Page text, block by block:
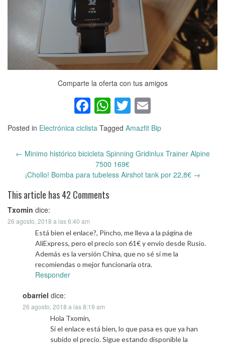
Comparte la oferta con tus amigos
Facebook
WhatsApp
Twitter
Posted in Electrónica ciclista Tagged Amazfit Bip
navigation
← Minimo histórico bicicleta Spinning Gridinlux Trainer Alpine
7500 169€
¡Chollo! Bomba para tubeless Airshot tank por 22,8€ →
This article has 42 Comments
Txomin dice:
26 agosto, 2018 a las 6:40 am
Está bien el enlace?, Pincho, me lleva a la página de
AliExpress, pero el precio son 61€ y envío desde Rusio.
Además es la versión China, que no sé si me la
recomiendas o mejor funcionaría otra.
Responder
obarriel dice:
26 agosto, 2018 a las 8:19 am
Hola Txomin,
Si el enlace está bien, lo que pasa es que ya han
subido el precio. Sigue estando disponible la